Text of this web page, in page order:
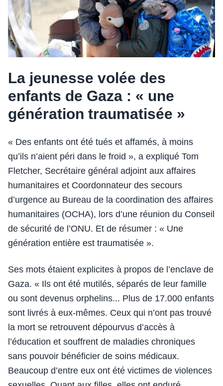
La jeunesse volée des
enfants de Gaza : « une
génération traumatisée »
« Des enfants ont été tués et affamés, à moins
qu’ils n’aient péri dans le froid », a expliqué Tom
Fletcher, Secrétaire général adjoint aux affaires
humanitaires et Coordonnateur des secours
d’urgence au Bureau de la coordination des affaires
humanitaires (OCHA), lors d’une réunion du Conseil
de sécurité de l’ONU. Et de résumer : « Une
génération entière est traumatisée ».
Ses mots étaient explicites à propos de l’enclave de
Gaza. « Ils ont été mutilés, séparés de leur famille
ou sont devenus orphelins... Plus de 17.000 enfants
sont livrés à eux-mêmes. Ceux qui n’ont pas trouvé
la mort se retrouvent dépourvus d’accès à
l’éducation et souffrent de maladies chroniques
sans pouvoir bénéficier de soins médicaux.
Beaucoup d’entre eux ont été victimes de violences